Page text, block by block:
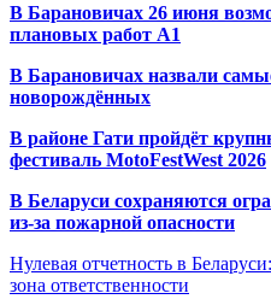
В Барановичах 26 июня
плановых работ A1
В Барановичах назвали
новорождённых
В районе Гати пройдёт
фестиваль MotoFestWest 2026
В Беларуси сохраняются
из-за пожарной опасности
Нулевая отчетность в
зона ответственности